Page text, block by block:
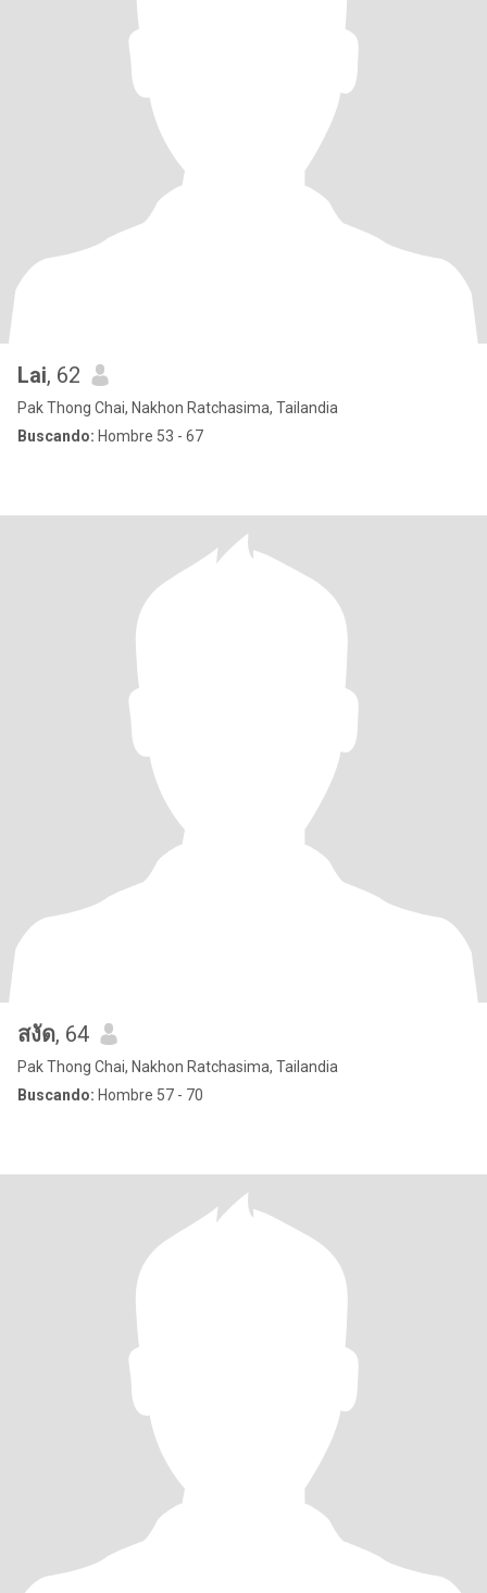
Lai, 62
Pak Thong Chai, Nakhon Ratchasima, Tailandia
Buscando: Hombre 53 - 67
สงัด, 64
Pak Thong Chai, Nakhon Ratchasima, Tailandia
Buscando: Hombre 57 - 70